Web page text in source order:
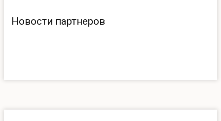
Новости партнеров